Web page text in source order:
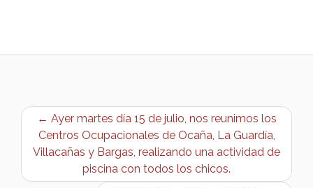
← Ayer martes día 15 de julio, nos reunimos los
Centros Ocupacionales de Ocaña, La Guardía,
Villacañas y Bargas, realizando una actividad de
piscina con todos los chicos.